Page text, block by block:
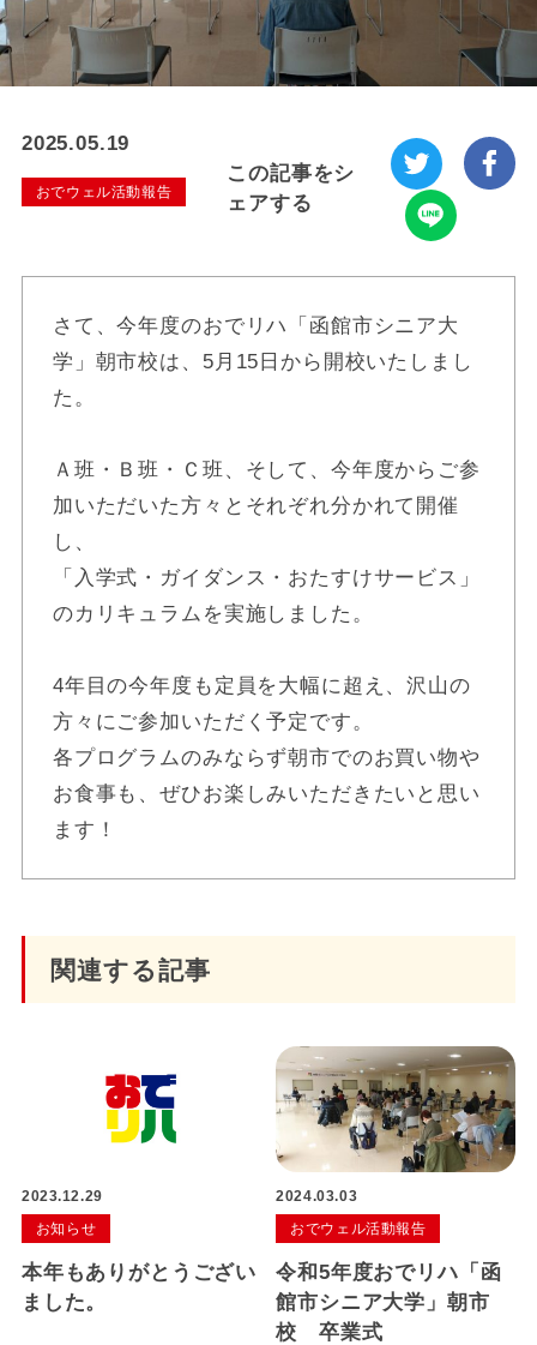
2025.05.19
おでウェル活動報告
この記事をシ
ェアする
さて、今年度のおでリハ「函館市シニア大
学」朝市校は、5月15日から開校いたしまし
た。
Ａ班・Ｂ班・Ｃ班、そして、今年度からご参
加いただいた方々とそれぞれ分かれて開催
し、
「入学式・ガイダンス・おたすけサービス」
のカリキュラムを実施しました。
4年目の今年度も定員を大幅に超え、沢山の
方々にご参加いただく予定です。
各プログラムのみならず朝市でのお買い物や
お食事も、ぜひお楽しみいただきたいと思い
ます！
関連する記事
2023.12.29
お知らせ
本年もありがとうござい
ました。
2024.03.03
おでウェル活動報告
令和5年度おでリハ「函
館市シニア大学」朝市
校 卒業式